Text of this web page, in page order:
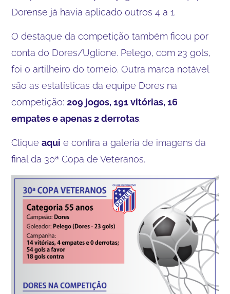
Dorense já havia aplicado outros 4 a 1.
O destaque da competição também ficou por
conta do Dores/Uglione. Pelego, com 23 gols,
foi o artilheiro do torneio. Outra marca notável
são as estatísticas da equipe Dores na
competição:209 jogos, 191 vitórias, 16
empates e apenas 2 derrotas.
Cliqueaqui e confira a galeria de imagens da
final da 30ª Copa de Veteranos.